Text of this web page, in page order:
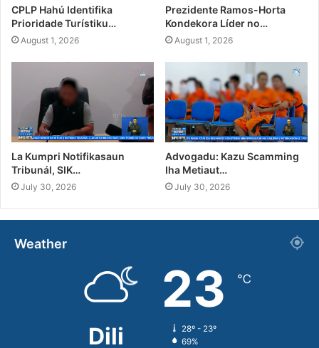
CPLP Hahú Identifika
Prioridade Turístiku…
August 1, 2026
Prezidente Ramos-Horta
Kondekora Líder no…
August 1, 2026
La Kumpri Notifikasaun
Tribunál, SIK…
July 30, 2026
Advogadu: Kazu Scamming
Iha Metiaut…
July 30, 2026
Weather
Dili
23 ℃
28º - 23º
69%